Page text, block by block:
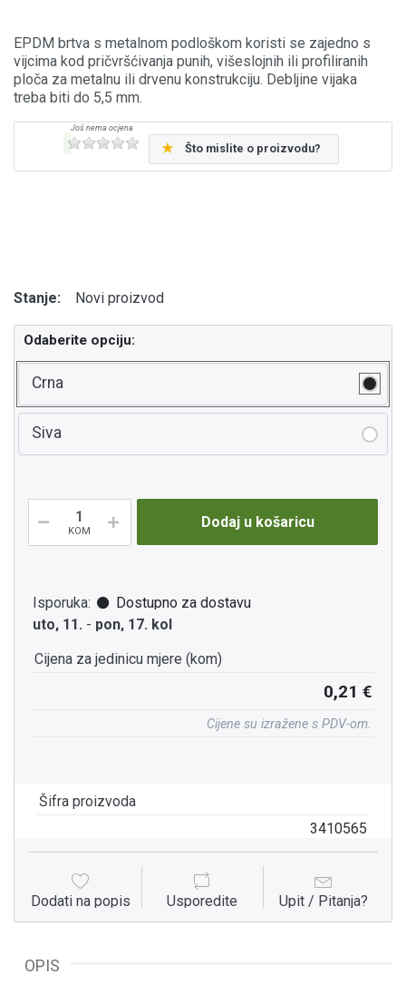
EPDM brtva s metalnom podloškom koristi se zajedno s
vijcima kod pričvršćivanja punih, višeslojnih ili profiliranih
ploča za metalnu ili drvenu konstrukciju. Debljine vijaka
treba biti do 5,5 mm.
Što mislite o proizvodu?
Stanje: Novi proizvod
Odaberite opciju:
Crna
Siva
Šifra proizvoda
3410565
KOM Dodaj u košaricu
Isporuka:
Dostupno za dostavu
uto, 11. - pon, 17. kol
Cijena za jedinicu mjere (kom)
0,21 €
Cijene su izražene s PDV-om.
Dodati na popis Usporedite Upit / Pitanja?
OPIS